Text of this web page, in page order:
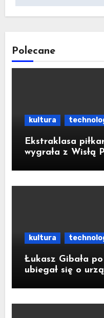
Polecane
kultura
Ekstraklasa
wygrała z Wisłą
kultura
Łukasz Gibała
ubiegał się o